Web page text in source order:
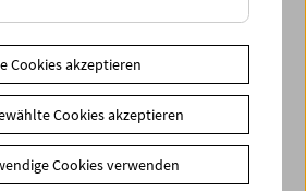
Cookies akzeptieren
Cookies akzeptieren
Cookies verwenden